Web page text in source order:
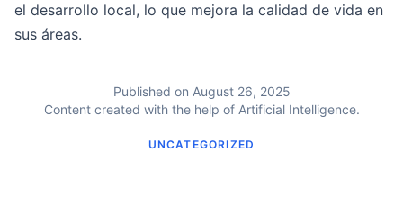
el desarrollo local, lo que mejora la calidad de vida en
sus áreas.
Published on August 26, 2025
Content created with the help of Artificial Intelligence.
UNCATEGORIZED